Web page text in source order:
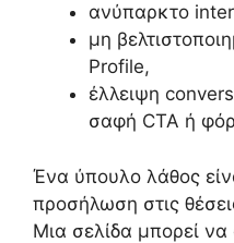
ανύπαρκτο
μη
Profile,
έλλειψη
σαφή CTA ή
Ένα ύπουλο λάθος
προσήλωση στις
Μια σελίδα μπορεί να